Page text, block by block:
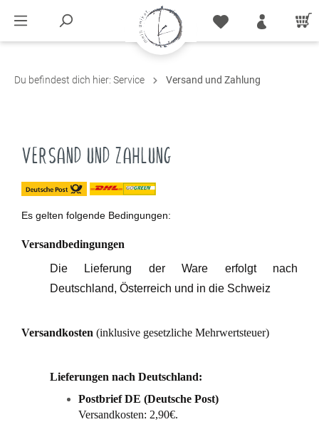
Du befindest dich hier: Service Versand und Zahlung
VERSAND UND ZAHLUNG
Es gelten folgende Bedingungen:
Versandbedingungen
Die Lieferung der Ware erfolgt nach
Deutschland, Österreich und in die Schweiz
Versandkosten (inklusive gesetzliche Mehrwertsteuer)
Lieferungen nach Deutschland:
Postbrief DE (Deutsche Post)
Versandkosten: 2,90€.